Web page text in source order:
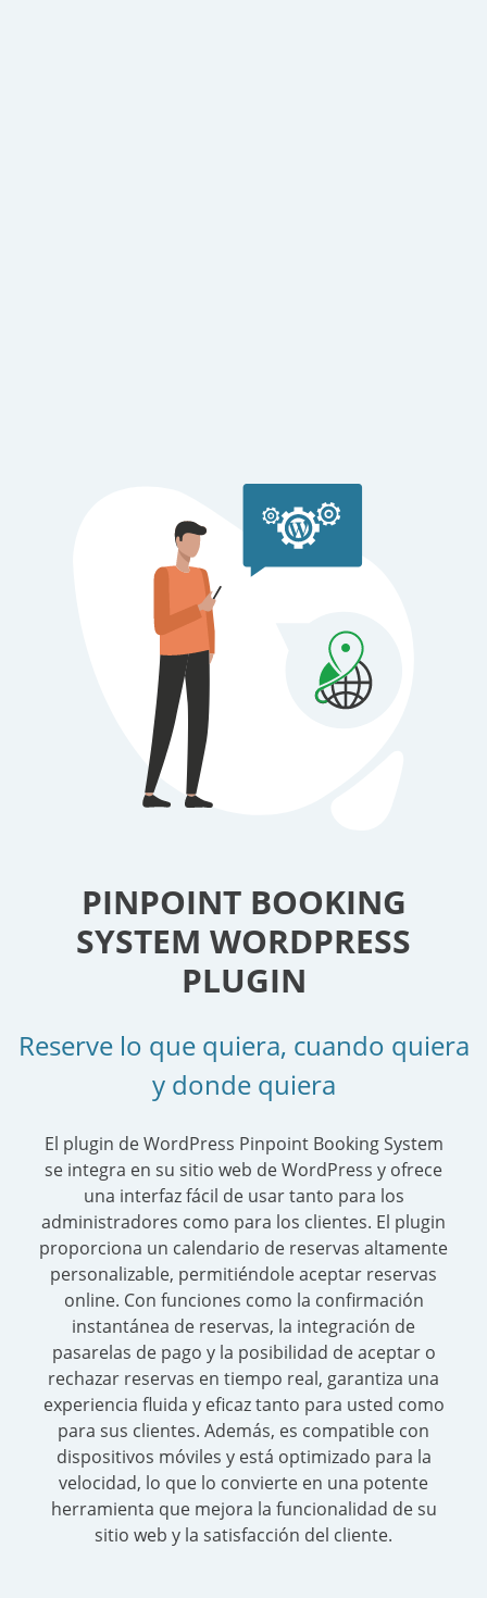
PINPOINT BOOKING
SYSTEM WORDPRESS
PLUGIN
Reserve lo que quiera, cuando quiera
y donde quiera
El plugin de WordPress Pinpoint Booking System
se integra en su sitio web de WordPress y ofrece
una interfaz fácil de usar tanto para los
administradores como para los clientes. El plugin
proporciona un calendario de reservas altamente
personalizable, permitiéndole aceptar reservas
online. Con funciones como la confirmación
instantánea de reservas, la integración de
pasarelas de pago y la posibilidad de aceptar o
rechazar reservas en tiempo real, garantiza una
experiencia fluida y eficaz tanto para usted como
para sus clientes. Además, es compatible con
dispositivos móviles y está optimizado para la
velocidad, lo que lo convierte en una potente
herramienta que mejora la funcionalidad de su
sitio web y la satisfacción del cliente.